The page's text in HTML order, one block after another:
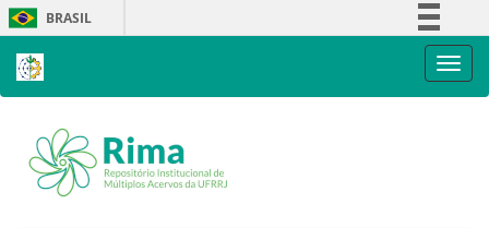
Skip
navigation
BRASIL